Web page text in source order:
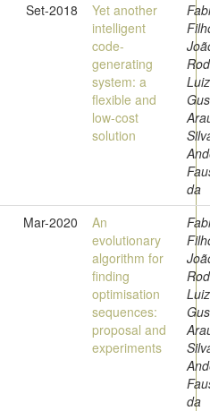
Set-2018
Yet another
intelligent
code-
generating
system: a
flexible and
low-cost
solution
Luiz
da
Mar-2020
An
evolutionary
algorithm for
finding
optimisation
sequences:
proposal and
experiments
Luiz
da